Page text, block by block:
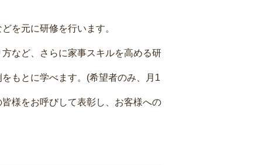
を元に研修を行います。
など、さらに家事スキルを高める研
もとに学べます。(希望者のみ、月1
様をお呼びして表彰し、お客様への